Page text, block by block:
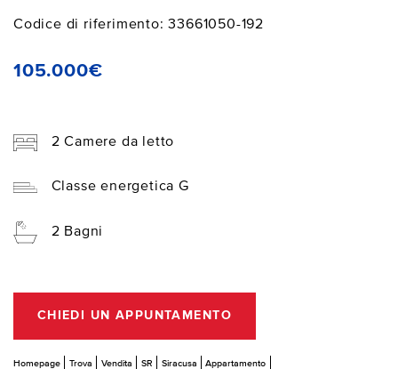
Codice di riferimento: 33661050-192
105.000€
2 Camere da letto
Classe energetica G
2 Bagni
CHIEDI UN APPUNTAMENTO
Homepage Trova Vendita SR Siracusa
Appartamento